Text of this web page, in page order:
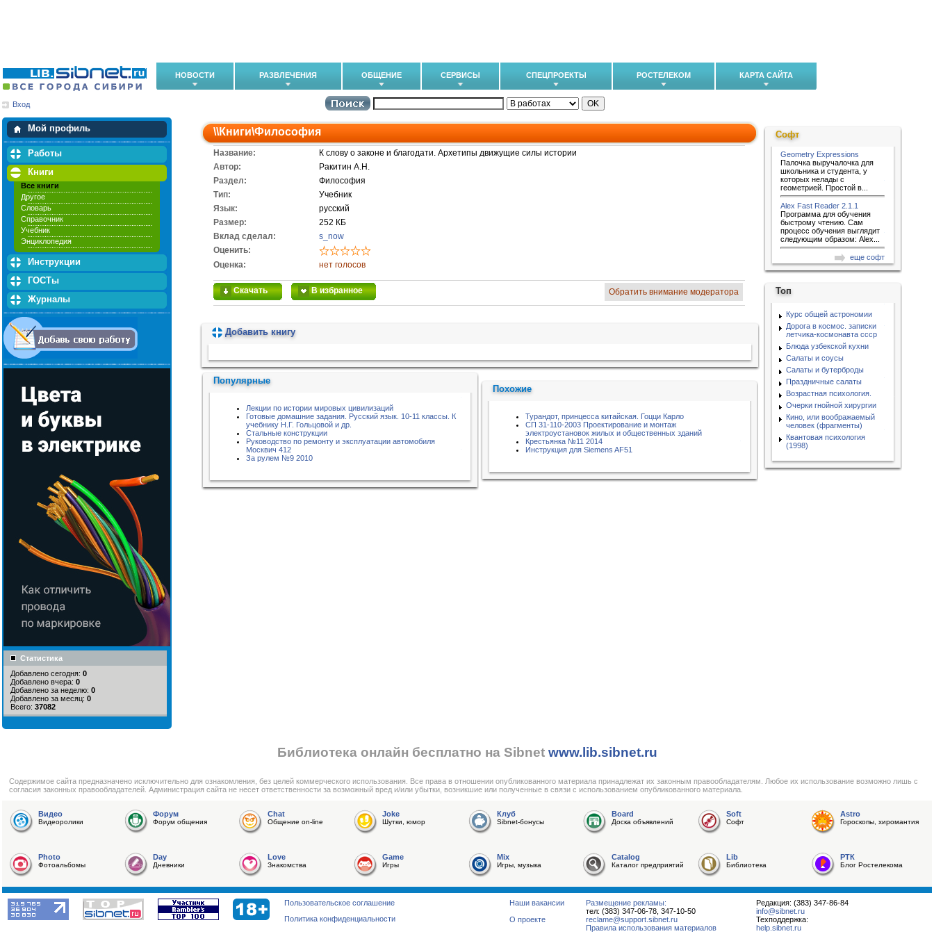
НОВОСТИ РАЗВЛЕЧЕНИЯ ОБЩЕНИЕ СЕРВИСЫ СПЕЦПРОЕКТЫ РОСТЕЛЕКОМ КАРТА САЙТА
Вход
Мой профиль
Мои закладки
Работы
Книги
Все книги
Другое
Словарь
Справочник
Учебник
Энциклопедия
Инструкции
ГОСТы
Журналы
Статистика
Добавлено сегодня: 0
Добавлено вчера: 0
Добавлено за неделю: 0
Добавлено за месяц: 0
Всего: 37082
\\Книги\Философия
Название:
К слову о законе и благодати. Архетипы движущие силы истории
Автор:
Ракитин А.Н.
Раздел:
Философия
Тип:
Учебник
Язык:
русский
Размер:
252 КБ
Вклад сделал:
s_now
Оценить:
Оценка:
нет голосов
Скачать В избранное Обратить внимание модератора
Добавить книгу
Популярные
Лекции по истории мировых цивилизаций
Готовые домашние задания. Русский язык. 10-11 классы. К
учебнику Н.Г. Гольцовой и др.
Стальные конструкции
Руководство по ремонту и эксплуатации автомобиля
Москвич 412
За рулем №9 2010
Похожие
Турандот, принцесса китайская. Гоцци Карло
СП 31-110-2003 Проектирование и монтаж
электроустановок жилых и общественных зданий
Крестьянка №11 2014
Инструкция для Siemens AF51
Софт
Geometry Expressions
Палочка выручалочка для
школьника и студента, у
которых нелады с
геометрией. Простой в...
Alex Fast Reader 2.1.1
Программа для обучения
быстрому чтению. Сам
процесс обучения выглядит
следующим образом: Alex...
еще софт
Топ
Курс общей астрономии
Дорога в космос. записки
летчика-космонавта ссср
Блюда узбекской кухни
Салаты и соусы
Салаты и бутерброды
Праздничные салаты
Возрастная психология.
Очерки гнойной хирургии
Кино, или воображаемый
человек (фрагменты)
Квантовая психология
(1998)
Библиотека онлайн бесплатно на Sibnet www.lib.sibnet.ru
Cодержимое сайта предназначено исключительно для ознакомления, без целей коммерческого использования. Все права в отношении опубликованного материала принадлежат их законным правообладателям. Любое их использование возможно лишь с
согласия законных правообладателей. Администрация сайта не несет ответственности за возможный вред и/или убытки, возникшие или полученные в связи с использованием опубликованного материала.
Видео
Видеоролики
Форум
Форум общения
Chat
Общение on-line
Joke
Шутки, юмор
Клуб
Sibnet-бонусы
Board
Доска объявлений
Soft
Софт
Astro
Гороскопы, хиромантия
Photo
Фотоальбомы
Day
Дневники
Love
Знакомства
Game
Игры
Mix
Игры, музыка
Catalog
Каталог предприятий
Lib
Библиотека
РТК
Блог Ростелекома
Редакция: (383) 347-86-84
info@sibnet.ru
Техподдержка:
help.sibnet.ru
Размещение рекламы:
тел: (383) 347-06-78, 347-10-50
reclame@support.sibnet.ru
Правила использования материалов
Наши вакансии
О проекте
Пользовательское соглашение
Политика конфиденциальности